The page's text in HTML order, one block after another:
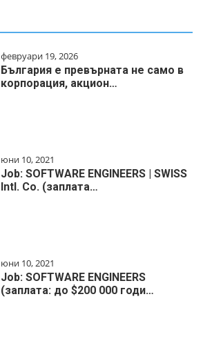
февруари 19, 2026
България е превърната не само в
корпорация, акцион…
юни 10, 2021
Job: SOFTWARE ENGINEERS | SWISS
Intl. Co. (заплата…
юни 10, 2021
Job: SOFTWARE ENGINEERS
(заплата: до $200 000 годи…